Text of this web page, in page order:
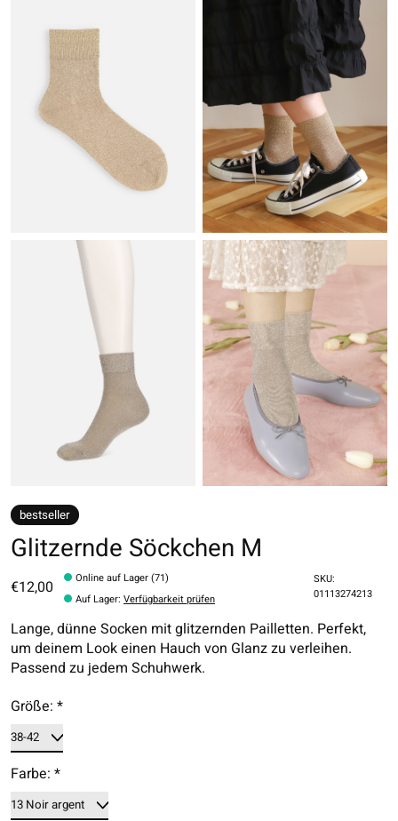
bestseller
Glitzernde Söckchen M
€12,00
Online auf Lager (71)
Auf Lager:Verfügbarkeit prüfen
SKU:
01113274213
Lange, dünne Socken mit glitzernden Pailletten. Perfekt,
um deinem Look einen Hauch von Glanz zu verleihen.
Passend zu jedem Schuhwerk.
Größe: *
Farbe: *